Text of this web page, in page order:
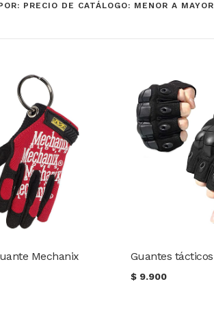
PRECIO DE CATÁLOGO: MENOR A MAYOR
Mechanix
$ 9.900